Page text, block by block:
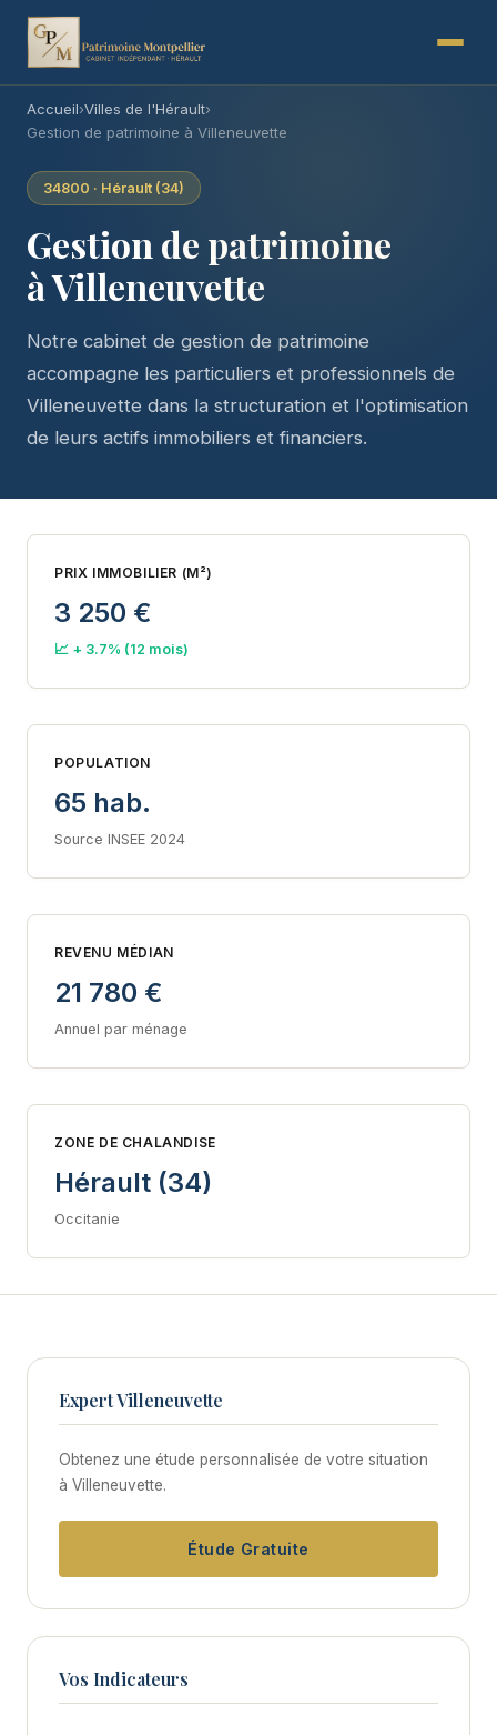
Accueil›Villes de l'Hérault›
Gestion de patrimoine à Villeneuvette
34800 · Hérault (34)
Gestion de patrimoine
à Villeneuvette
Notre cabinet de gestion de patrimoine
accompagne les particuliers et professionnels de
Villeneuvette dans la structuration et l'optimisation
de leurs actifs immobiliers et financiers.
PRIX IMMOBILIER (M²)
3 250 €
📈 + 3.7% (12 mois)
POPULATION
65 hab.
Source INSEE 2024
REVENU MÉDIAN
21 780 €
Annuel par ménage
ZONE DE CHALANDISE
Hérault (34)
Occitanie
Expert Villeneuvette
Obtenez une étude personnalisée de votre situation
à Villeneuvette.
Étude Gratuite
Vos Indicateurs